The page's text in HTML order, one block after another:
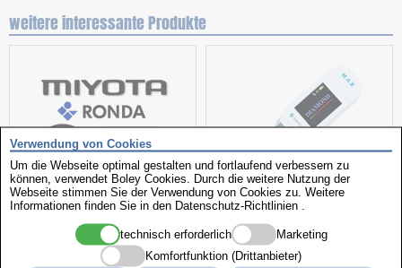
weitere interessante Produkte
Sortimente Kombiprüfgerät
Verwendung von Cookies
Um die Webseite optimal gestalten und fortlaufend verbessern zu
können, verwendet Boley Cookies. Durch die weitere Nutzung der
Webseite stimmen Sie der Verwendung von Cookies zu. Weitere
Informationen finden Sie in den Datenschutz-Richtlinien
technisch erforderlich
Marketing
Komfortfunktion (Drittanbieter)